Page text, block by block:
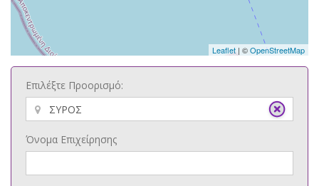
Leaflet | ©OpenStreetMap
Επιλέξτε Προορισμό:
Όνομα Επιχείρησης